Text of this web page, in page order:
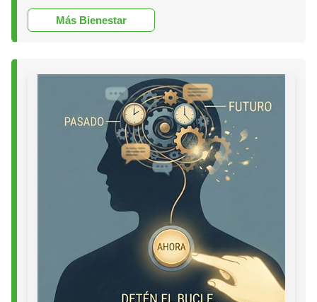
Más Bienestar